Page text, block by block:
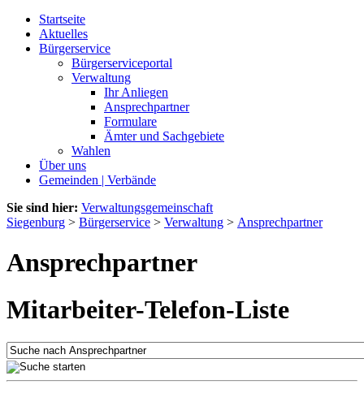
Startseite
Aktuelles
Bürgerservice
Bürgerserviceportal
Verwaltung
Ihr Anliegen
Ansprechpartner
Formulare
Ämter und Sachgebiete
Wahlen
Über uns
Gemeinden | Verbände
Sie sind hier: Verwaltungsgemeinschaft
Siegenburg > Bürgerservice > Verwaltung > Ansprechpartner
Ansprechpartner
Mitarbeiter-Telefon-Liste